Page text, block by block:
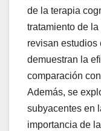
de la terapia
tratamiento de
revisan estudios
demuestran la
comparación
Además, se
subyacentes en
importancia de